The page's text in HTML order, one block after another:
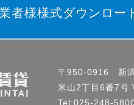
者様様式ダウンロー
〒950-0916 新
米山2丁目6番7号
Tel:025-248-